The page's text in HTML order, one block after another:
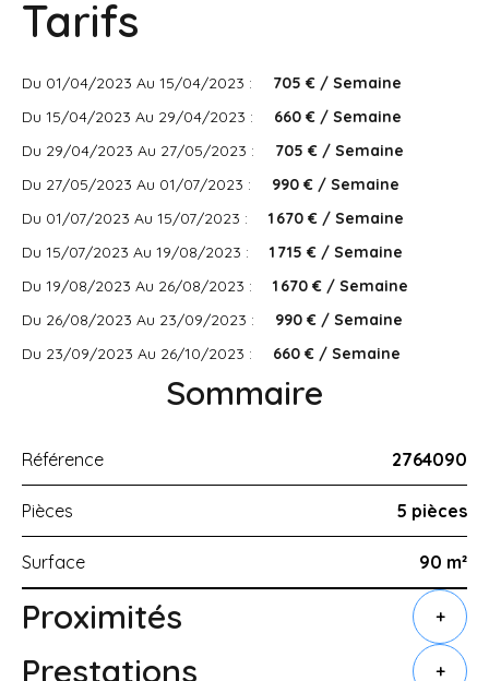
Tarifs
Du 01/04/2023 Au 15/04/2023 :
705 € / Semaine
Du 15/04/2023 Au 29/04/2023 :
660 € / Semaine
Du 29/04/2023 Au 27/05/2023 :
705 € / Semaine
Du 27/05/2023 Au 01/07/2023 :
990 € / Semaine
Du 01/07/2023 Au 15/07/2023 :
1 670 € / Semaine
Du 15/07/2023 Au 19/08/2023 :
1 715 € / Semaine
Du 19/08/2023 Au 26/08/2023 :
1 670 € / Semaine
Du 26/08/2023 Au 23/09/2023 :
990 € / Semaine
Du 23/09/2023 Au 26/10/2023 :
660 € / Semaine
Sommaire
Référence 2764090
Pièces 5 pièces
Surface 90 m²
Proximités +
Prestations +